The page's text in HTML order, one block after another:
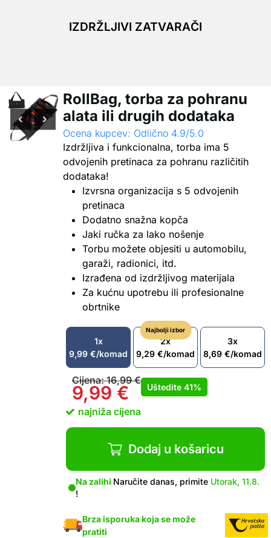
IZDRŽLJIVI ZATVARAČI
RollBag, torba za pohranu
alata ili drugih dodataka
Ocena kupcev: Odlično 4.9/5.0
Izdržljiva i funkcionalna, torba ima 5
odvojenih pretinaca za pohranu različitih
dodataka!
Izvrsna organizacija s 5 odvojenih
pretinaca
Dodatno snažna kopča
Jaki ručka za lako nošenje
Torbu možete objesiti u automobilu,
garaži, radionici, itd.
Izrađena od izdržljivog materijala
Za kućnu upotrebu ili profesionalne
obrtnike
1x
9,99 €/komad
Najbolji izbor
2x
9,29 €/komad
3x
8,69 €/komad
Cijena:16,99€
9,99 € Uštedite 41%
najniža cijena
Dodaj u košaricu
Na zalihi Naručite danas, primite Utorak, 11.8.
!
Brza isporuka koja se može
pratiti